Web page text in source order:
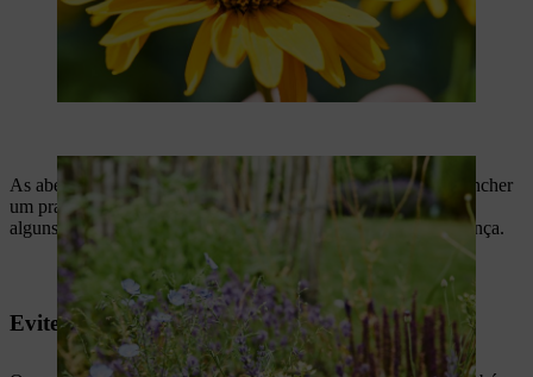
As abelhas também precisam de se manter hidratadas. Basta encher
um prato raso com água e adicionar um pouco de cascalho ou
alguns berlindes para que estas possam entrar e sair em segurança.
Evite os pesticidas no seu jardim para abelhas